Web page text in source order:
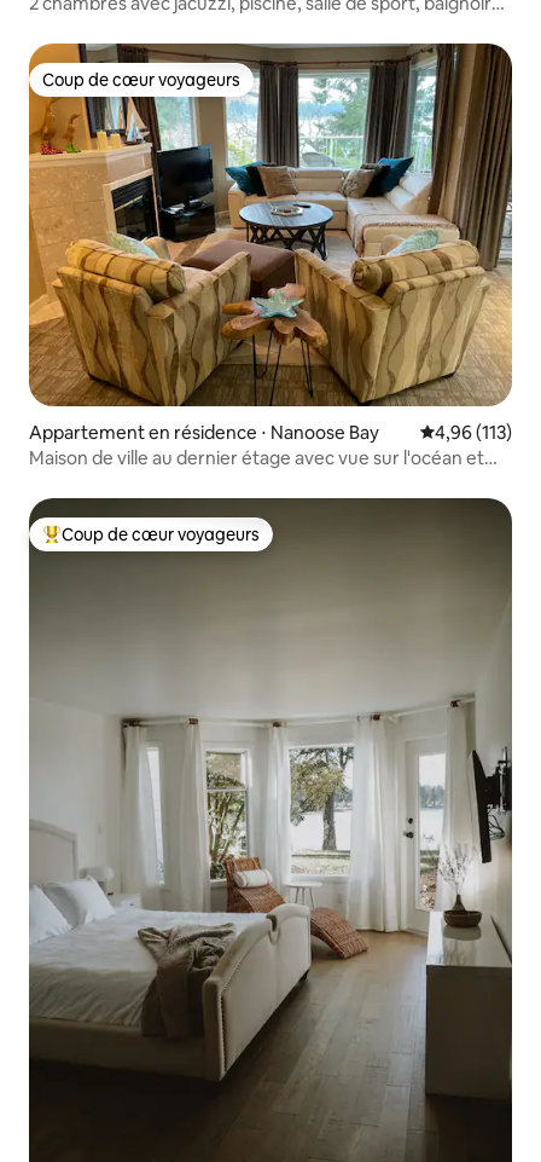
Coup de cœur voyageurs
Coup de cœur voyageurs
Appartement en résidence ⋅ Nanoose Bay Évaluation
4,96 (113)
Maison de ville au dernier étage avec vue sur l'océan et
Coups de cœur voyageurs les plus appréciés
Coup de cœur voyageurs